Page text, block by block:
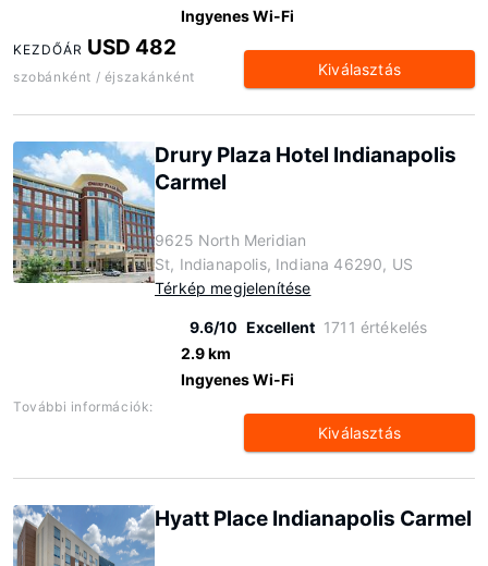
Ingyenes Wi-Fi
KEZDŐÁR USD 482
szobánként / éjszakánként Kiválasztás
Drury Plaza Hotel Indianapolis
Carmel
9625 North Meridian
St, Indianapolis, Indiana 46290, US
Térkép megjelenítése
9.6/10 Excellent 1711 értékelés
2.9 km
Ingyenes Wi-Fi
További információk:
Kiválasztás
Hyatt Place Indianapolis Carmel